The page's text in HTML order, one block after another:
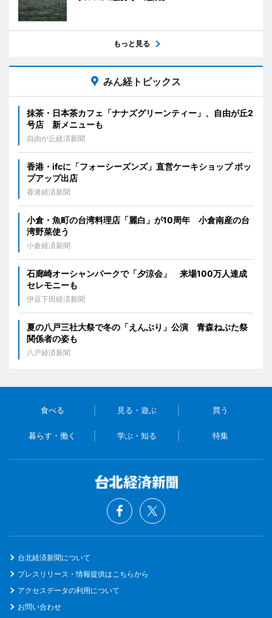
もっと見る
みん経トピックス
抹茶・日本茶カフェ「ナナズグリーンティー」、自由が丘2
号店 新メニューも
自由が丘経済新聞
香港・ifcに「フォーシーズンズ」直営ケーキショップ ポッ
プアップ出店
香港経済新聞
小倉・魚町の台湾料理店「麗白」が10周年 小倉南産の台
湾野菜使う
小倉経済新聞
石廊崎オーシャンパークで「夕涼会」 来場100万人達成
セレモニーも
伊豆下田経済新聞
夏の八戸三社大祭で冬の「えんぶり」公演 青森ねぶた祭
関係者の姿も
八戸経済新聞
食べる 見る・遊ぶ 買う
暮らす・働く 学ぶ・知る 特集
台北経済新聞について
プレスリリース・情報提供はこちらから
アクセスデータの利用について
お問い合わせ